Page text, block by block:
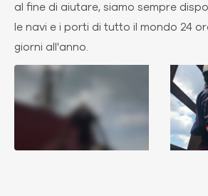
al fine di aiutare, siamo sempre
le navi e i porti di tutto il mondo 24
giorni all'anno.